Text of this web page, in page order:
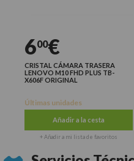
600€
CRISTAL CÁMARA TRASERA
LENOVO M10 FHD PLUS TB-
X606F ORIGINAL
Últimas unidades
Añadir a la cesta
+ Añadir a mi lista de favoritos